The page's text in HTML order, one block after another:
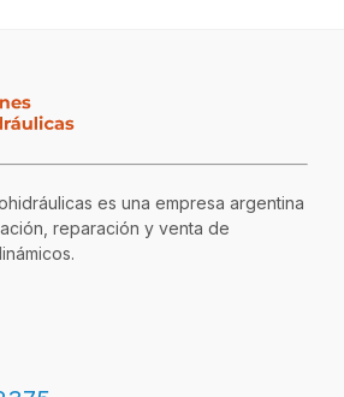
es una empresa argentina
reparación y venta de